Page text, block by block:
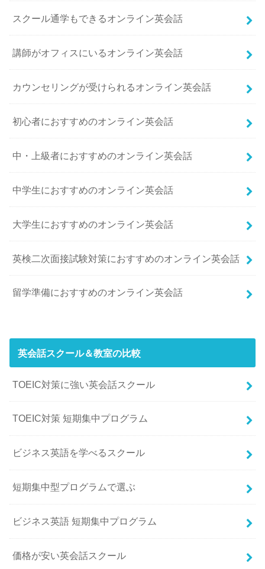
スクール通学もできるオンライン英会話
講師がオフィスにいるオンライン英会話
カウンセリングが受けられるオンライン英会話
初心者におすすめのオンライン英会話
中・上級者におすすめのオンライン英会話
中学生におすすめのオンライン英会話
大学生におすすめのオンライン英会話
英検二次面接試験対策におすすめのオンライン英会話
留学準備におすすめのオンライン英会話
英会話スクール＆教室の比較
TOEIC対策に強い英会話スクール
TOEIC対策 短期集中プログラム
ビジネス英語を学べるスクール
短期集中型プログラムで選ぶ
ビジネス英語 短期集中プログラム
価格が安い英会話スクール